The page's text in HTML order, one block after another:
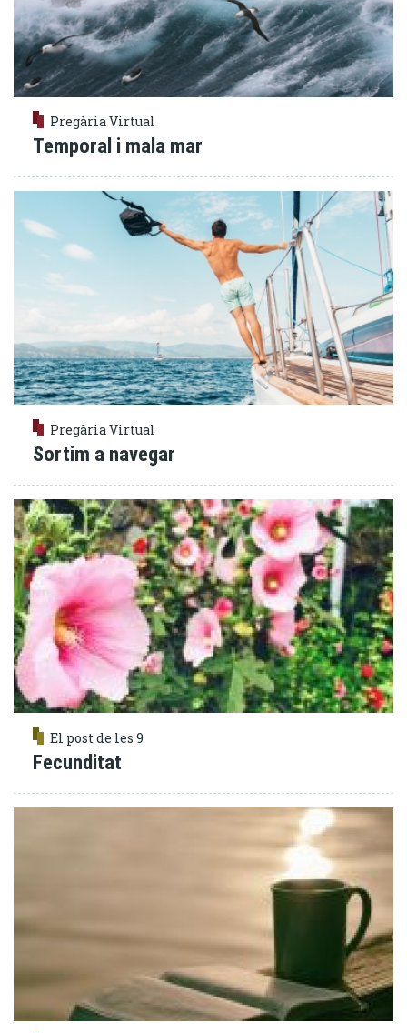
Pregària Virtual
Temporal i mala mar
Pregària Virtual
Sortim a navegar
El post de les 9
Fecunditat